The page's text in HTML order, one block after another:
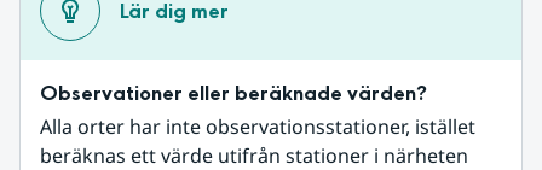
Lär dig mer
Observationer eller beräknade värden?
Alla orter har inte observationsstationer, istället
beräknas ett värde utifrån stationer i närheten